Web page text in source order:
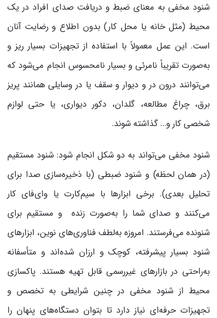
شنود مخفی به معنای ضبط و دریافت صدای افراد در یک
محیط (مثل خانه یا محل کار) بدون اطلاع و رضایت آنان
است. این عمل معمولاً با استفاده از تجهیزات بسیار ریز و
به‌صورت تقریباً نامرئی و بسیار نامحسوس انجام می‌شود که
می‌توانند درون در و دیوار و سقف یا در وسایلی همانند پریز
برق، چراغ مطالعه، گلدان، دکور دیواری، یا حتی لوازم
شخصی کار و… گذاشته شوند.
شنود مخفی می‌تواند به دو شکل انجام شود: شنود مستقیم
(در همان لحظه) و شنود ضبطی (با ذخیره‌سازی صدا برای
تحلیل بعدی). برخی ابزارها با سیم‌کارت یا وای‌فای کار
می‌کنند و صدای شما را به‌صورت زنده و مستقیم برای
شنونده می‌فرستند. امروزه به‌لطف فناوری‌های نوین، ابزارهای
شنود بسیار پیشرفته، کوچک و ارزان شده‌اند و متأسفانه
به‌راحتی در بازارهای غیررسمی قابل تهیه هستند. پاکسازی
محیط از شنود مخفی در چنین شرایطی به تخصص و
تجهیزات حرفه‌ای نیاز دارد تا بتوان دستگاه‌های پنهان را